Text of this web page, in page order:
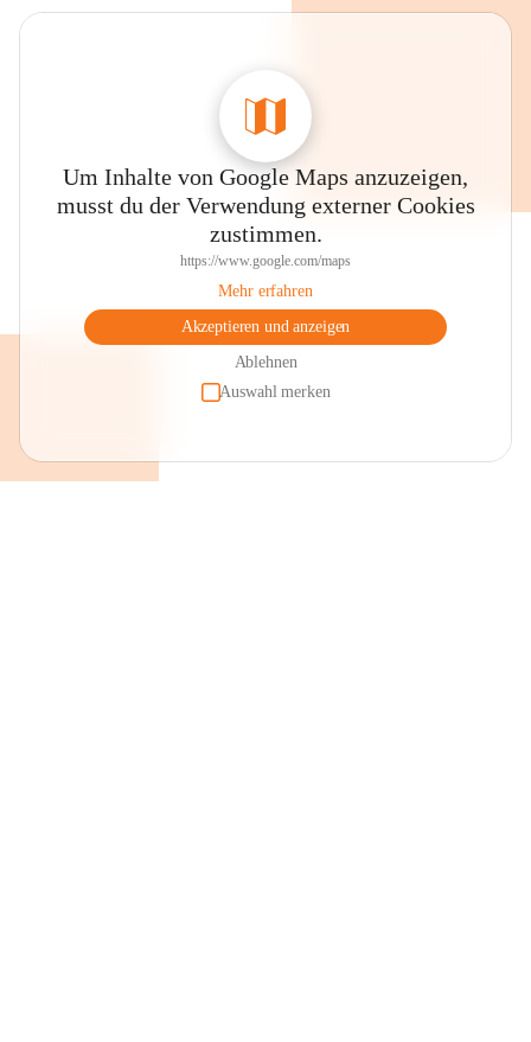
Um Inhalte von Google Maps anzuzeigen,
musst du der Verwendung externer Cookies
zustimmen.
https://www.google.com/maps
Mehr erfahren
Akzeptieren und anzeigen
Ablehnen
Auswahl merken